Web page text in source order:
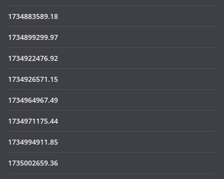
1734883589.18
1734899299.97
1734922476.92
1734926571.15
1734964967.49
1734971175.44
1734994911.85
1735002659.36